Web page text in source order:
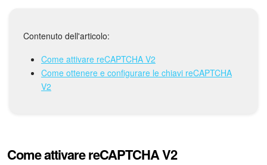
Progetti IA
CRM
Sales Center
Contenuto dell'articolo:
Come attivare reCAPTCHA V2
Come ottenere e configurare le chiavi reCAPTCHA
V2
Come attivare reCAPTCHA V2